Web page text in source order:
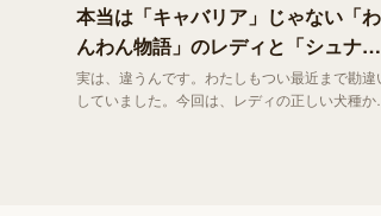
本当は「キャバリア」じゃない「わ
んわん物語」のレディと「シュナ」
じゃないトランプ
実は、違うんです。わたしもつい最近まで勘違
していました。今回は、レディの正しい犬種から